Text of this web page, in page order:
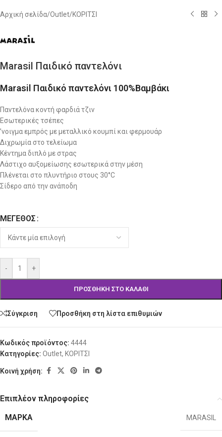
Αρχική σελίδα/Outlet/ΚΟΡΙΤΣΙ
Marasil Παιδικό παντελόνι
Marasil Παιδικό παντελόνι 100%Bαμβάκι
Παντελόνα κοντή φαρδιά τζιν
Εσωτερικές τσέπες
’νοιγμα εμπρός με μεταλλικό κουμπί και φερμουάρ
Διχρωμία στο τελείωμα
Κέντημα διπλό με στρας
Λάστιχο αυξομείωσης εσωτερικά στην μέση
Πλένεται στο πλυντήριο στους 30°C
Σίδερο από την ανάποδη
ΜΈΓΕΘΟΣ
- +
ΠΡΟΣΘΉΚΗ ΣΤΟ ΚΑΛΆΘΙ
Alternative:
Σύγκριση Προσθήκη στη λίστα επιθυμιών
Κωδικός προϊόντος: 4444
Κατηγορίες: Outlet, ΚΟΡΙΤΣΙ
Κοινή χρήση:
Επιπλέον πληροφορίες
ΜΆΡΚΑ
MARASIL